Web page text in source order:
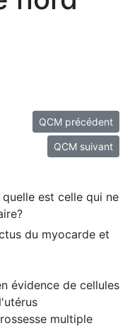
QCM précédent
QCM suivant
est celle qui ne
du myocarde et
évidence de cellules
multiple